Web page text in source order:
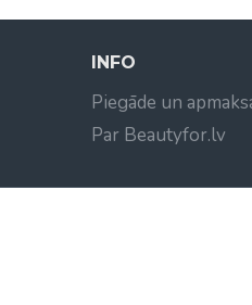
INFO
Piegāde un
Par Beautyfor.lv